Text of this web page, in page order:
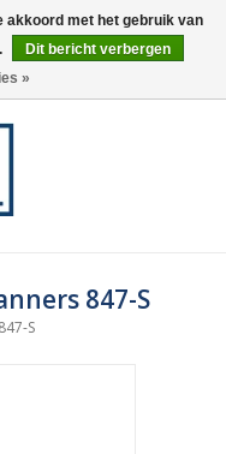
0 Artikelen - €0,00
847-S
S
akkoord met het gebruik van
Dit bericht verbergen
»